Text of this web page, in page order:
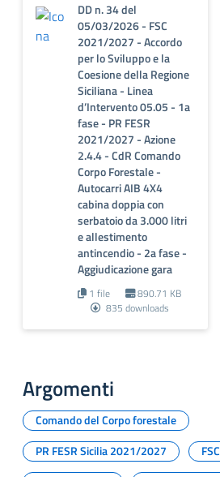
DD n. 34 del
05/03/2026 - FSC
2021/2027 - Accordo
per lo Sviluppo e la
Coesione della Regione
Siciliana - Linea
d’Intervento 05.05 - 1a
fase - PR FESR
2021/2027 - Azione
2.4.4 - CdR Comando
Corpo Forestale -
Autocarri AIB 4X4
cabina doppia con
serbatoio da 3.000 litri
e allestimento
antincendio - 2a fase -
Aggiudicazione gara
1 file
890.71 KB
835 downloads
Argomenti
Comando del Corpo forestale
PR FESR Sicilia 2021/2027
FSC